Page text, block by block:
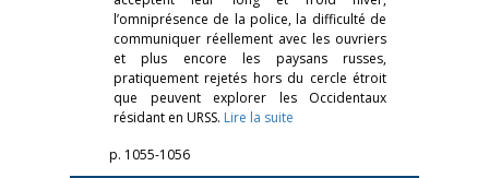
l’omniprésence de la police, la difficulté de
communiquer réellement avec les ouvriers
et plus encore les paysans russes,
pratiquement rejetés hors du cercle étroit
que peuvent explorer les Occidentaux
résidant en URSS. Lire la suite
p. 1055-1056